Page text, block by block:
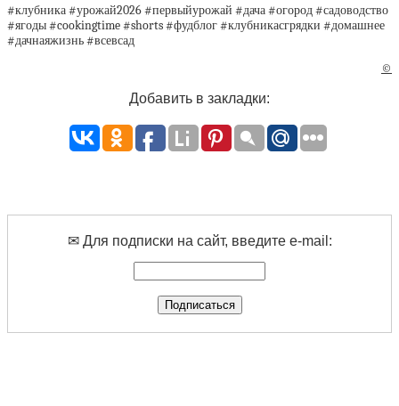
#клубника #урожай2026 #первыйурожай #дача #огород #садоводство
#ягоды #cookingtime #shorts #фудблог #клубникасгрядки #домашнее
#дачнаяжизнь #всевсад
©
Добавить в закладки:
✉ Для подписки на сайт, введите e-mail: